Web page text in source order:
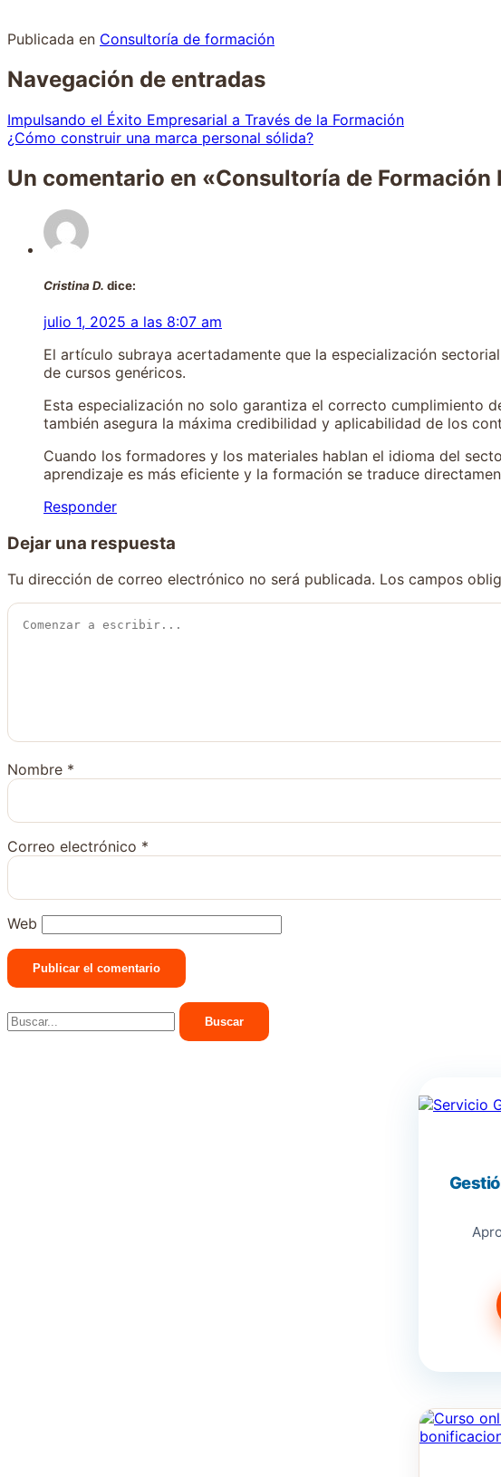
Publicada en Consultoría de formación
Navegación de entradas
Impulsando el Éxito Empresarial a Través de la Formación
¿Cómo construir una marca personal sólida?
Un comentario en «Consultoría de Formación
Cristina D. dice:
julio 1, 2025 a las 8:07 am
El artículo subraya acertadamente que la especialización
de cursos genéricos.
Esta especialización no solo garantiza el correcto cumplimiento
también asegura la máxima credibilidad y aplicabilidad de los
Cuando los formadores y los materiales hablan el idioma del
aprendizaje es más eficiente y la formación se traduce
Responder
Dejar una respuesta
Tu dirección de correo electrónico no será publicada. Los campos
Nombre *
Correo electrónico *
Web